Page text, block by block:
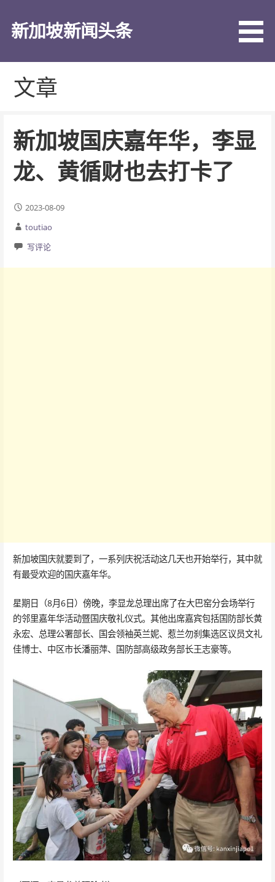
新加坡新闻头条
文章
新加坡国庆嘉年华，李显
龙、黄循财也去打卡了
2023-08-09
toutiao
写评论
新加坡国庆就要到了，一系列庆祝活动这几天也开始举行，其中就
有最受欢迎的国庆嘉年华。
星期日（8月6日）傍晚，李显龙总理出席了在大巴窑分会场举行
的邻里嘉年华活动暨国庆敬礼仪式。其他出席嘉宾包括国防部长黄
永宏、总理公署部长、国会领袖英兰妮、惹兰勿刹集选区议员文礼
佳博士、中区市长潘丽萍、国防部高级政务部长王志豪等。